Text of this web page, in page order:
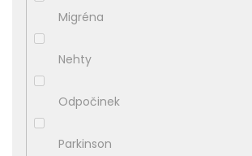
Migréna
Nehty
Odpočinek
Parkinson